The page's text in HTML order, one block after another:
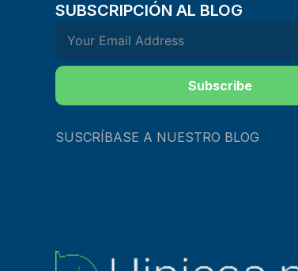
SUBSCRIPCIÓN AL BLOG
Subscribe
SUSCRÍBASE A NUESTRO BLOG